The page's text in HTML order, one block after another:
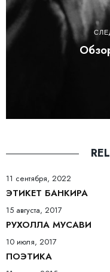
11 сентября, 2022
ЭТИКЕТ БАНКИРА
15 августа, 2017
РУХОЛЛА МУСАВИ
10 июля, 2017
ПОЭТИКА